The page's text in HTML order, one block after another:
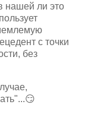
нашей ли это
с точки
без